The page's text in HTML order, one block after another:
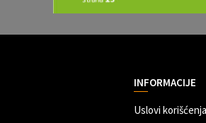
INFORMACIJE
Uslovi